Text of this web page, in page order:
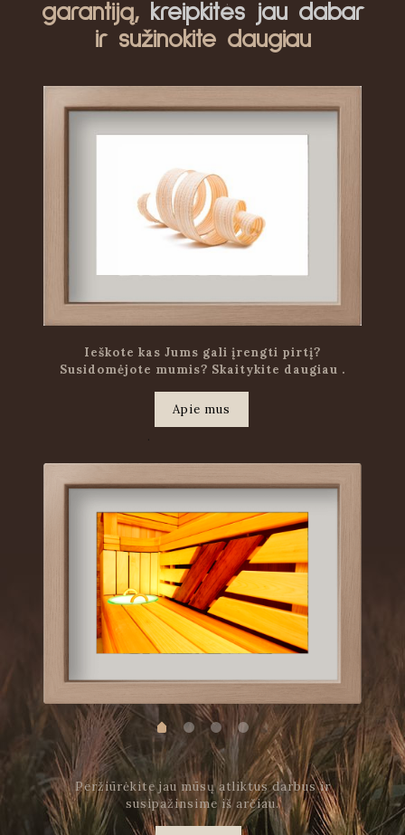
garantiją, kreipkitės jau dabar
ir sužinokite daugiau
Ieškote kas Jums gali įrengti pirtį?
Susidomėjote mumis? Skaitykite daugiau .
.
Apie mus
Peržiūrėkite jau mūsų atliktus darbus ir
susipažinsime iš arčiau.